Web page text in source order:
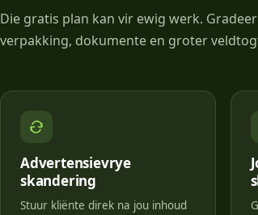
Die gratis plan kan vir ewig werk.
verpakking, dokumente en groter
Advertensievrye
skandering
Stuur kliënte direk na jou inhoud